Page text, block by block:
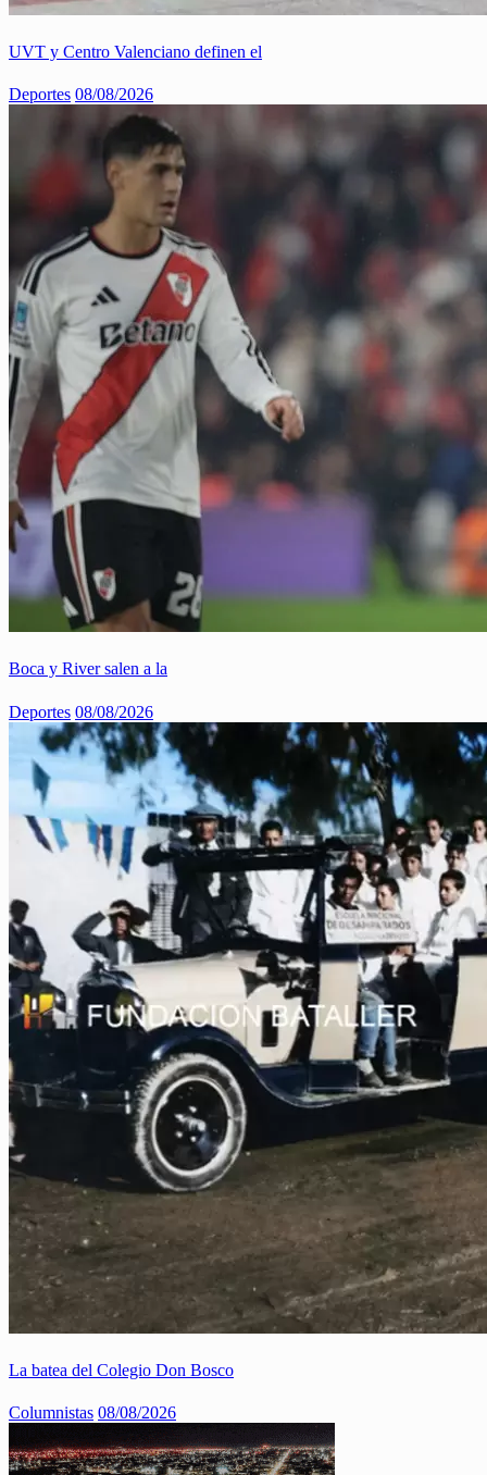
UVT y Centro Valenciano definen el
Deportes 08/08/2026
Boca y River salen a la
Deportes 08/08/2026
La batea del Colegio Don Bosco
Columnistas 08/08/2026